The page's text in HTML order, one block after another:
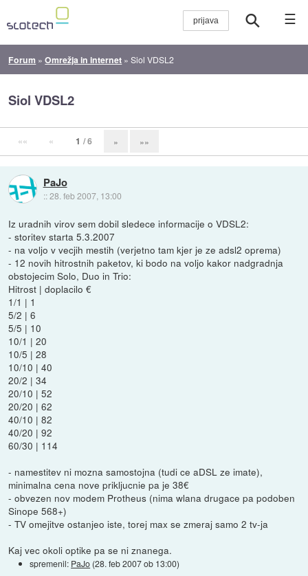
☰
Forum »Omrežja in internet »Siol VDSL2
Siol VDSL2
«« « 1 / 6 » »»
PaJo
::28. feb 2007, 13:00
Iz uradnih virov sem dobil sledece informacije o VDSL2:
- storitev starta 5.3.2007
- na voljo v vecjih mestih (verjetno tam kjer je ze adsl2 oprema)
- 12 novih hitrostnih paketov, ki bodo na voljo kakor nadgradnja
obstojecim Solo, Duo in Trio:
Hitrost | doplacilo €
1/1 | 1
5/2 | 6
5/5 | 10
10/1 | 20
10/5 | 28
10/10 | 40
20/2 | 34
20/10 | 52
20/20 | 62
40/10 | 82
40/20 | 92
60/30 | 114
- namestitev ni mozna samostojna (tudi ce aDSL ze imate),
minimalna cena nove prikljucnie pa je 38€
- obvezen nov modem Protheus (nima wlana drugace pa podoben
Sinope 568+)
- TV omejitve ostanjeo iste, torej max se zmeraj samo 2 tv-ja
Kaj vec okoli optike pa se ni znanega.
spremenil: PaJo (28. feb 2007 ob 13:00)